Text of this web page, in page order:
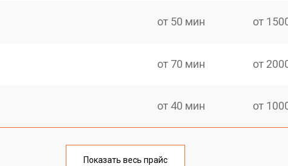
от 50 мин от
от 70 мин от
от 40 мин от
от 110 мин
Показать весь прайс